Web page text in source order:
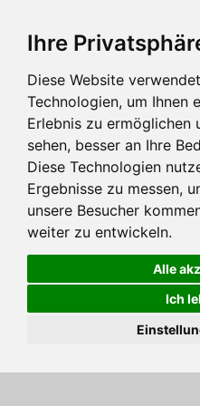
Ihre
Diese Website
Technologien, um Ihnen
Erlebnis zu ermöglichen
sehen, besser an Ihre
Diese Technologien
Ergebnisse zu messen,
unsere Besucher
weiter zu entwickeln.
Alle
Ich